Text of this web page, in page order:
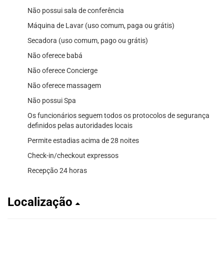
Não possui sala de conferência
Máquina de Lavar (uso comum, paga ou grátis)
Secadora (uso comum, pago ou grátis)
Não oferece babá
Não oferece Concierge
Não oferece massagem
Não possui Spa
Os funcionários seguem todos os protocolos de segurança
definidos pelas autoridades locais
Permite estadias acima de 28 noites
Check-in/checkout expressos
Recepção 24 horas
Localização